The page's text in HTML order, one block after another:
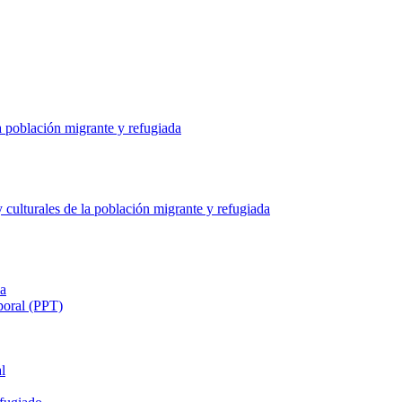
migrante y refugiada
de la población migrante y refugiada
(PPT)